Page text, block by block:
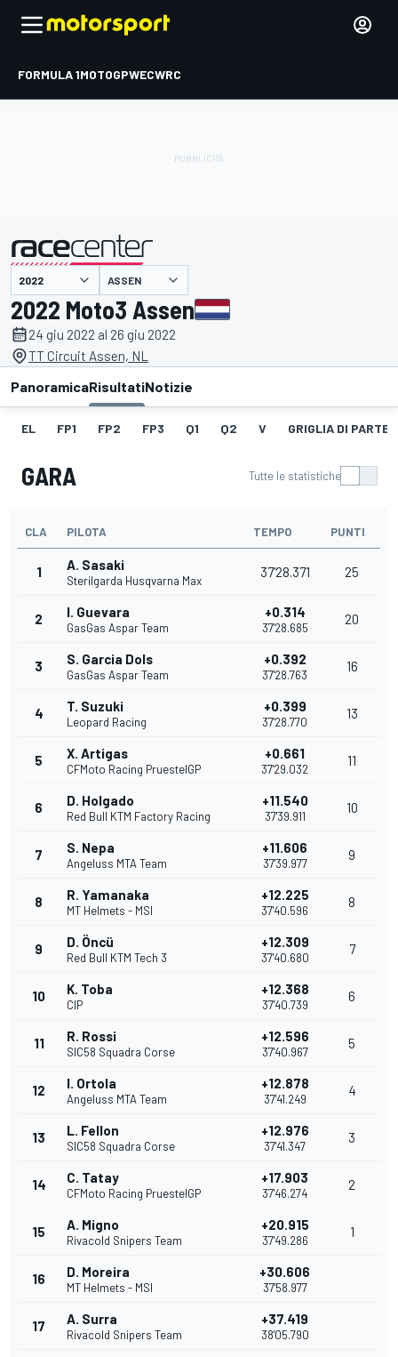
FORMULA 1MOTOGPWECWRC
presentato da ASSEN
2022 Moto3 Assen
24 giu 2022 al 26 giu 2022
TT Circuit Assen, NL
PanoramicaRisultatiNotizie
EL FP1 FP2 FP3 Q1 Q2 V GRIGLIA DI
GARA Tutte le statistiche
CLA PILOTA TEMPO PUNTI
1 A. Sasaki
Sterilgarda Husqvarna Max
37'28.371 25
2 I. Guevara
GasGas Aspar Team
+0.314
37'28.685
20
3 S. Garcia Dols
GasGas Aspar Team
+0.392
37'28.763
16
4 T. Suzuki
Leopard Racing
+0.399
37'28.770
13
5 X. Artigas
CFMoto Racing PruestelGP
+0.661
37'29.032
11
6 D. Holgado
Red Bull KTM Factory Racing
+11.540
37'39.911
10
7 S. Nepa
Angeluss MTA Team
+11.606
37'39.977
9
8 R. Yamanaka
MT Helmets - MSI
+12.225
37'40.596
8
9 D. Öncü
Red Bull KTM Tech 3
+12.309
37'40.680
7
10 K. Toba
CIP
+12.368
37'40.739
6
11 R. Rossi
SIC58 Squadra Corse
+12.596
37'40.967
5
12 I. Ortola
Angeluss MTA Team
+12.878
37'41.249
4
13 L. Fellon
SIC58 Squadra Corse
+12.976
37'41.347
3
14 C. Tatay
CFMoto Racing PruestelGP
+17.903
37'46.274
2
15 A. Migno
Rivacold Snipers Team
+20.915
37'49.286
1
16 D. Moreira
MT Helmets - MSI
+30.606
37'58.977
17 A. Surra
Rivacold Snipers Team
+37.419
38'05.790